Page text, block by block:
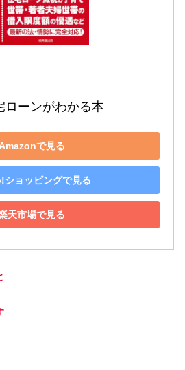
ローンがわかる本
Amazonで見る
ショッピングで見る
天市場で見る